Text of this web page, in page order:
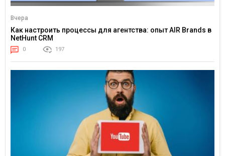
Вчера
Как настроить процессы для агентства: опыт AIR Brands в
NetHunt CRM
0 197